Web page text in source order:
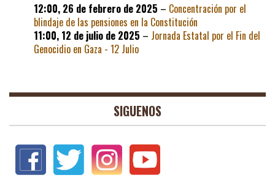
12:00, 26 de febrero de 2025 – Concentración por el
blindaje de las pensiones en la Constitución
11:00, 12 de julio de 2025 – Jornada Estatal por el Fin del
Genocidio en Gaza - 12 Julio
SIGUENOS